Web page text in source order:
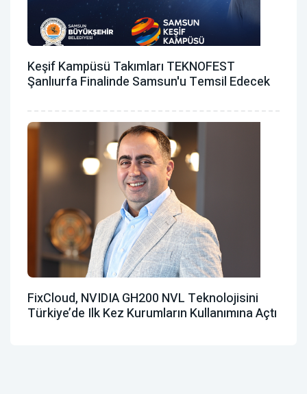
Keşif Kampüsü Takımları TEKNOFEST
Şanlıurfa Finalinde Samsun'u Temsil Edecek
FixCloud, NVIDIA GH200 NVL Teknolojisini
Türkiye’de Ilk Kez Kurumların Kullanımına Açtı